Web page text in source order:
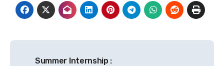
Summer Internship :